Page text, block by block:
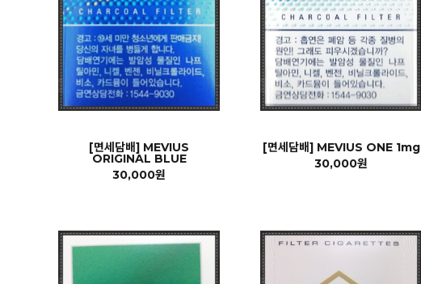
[면세담배] MEVIUS
ORIGINAL BLUE
30,000원
[면세담배] MEVIUS ONE 1mg
30,000원